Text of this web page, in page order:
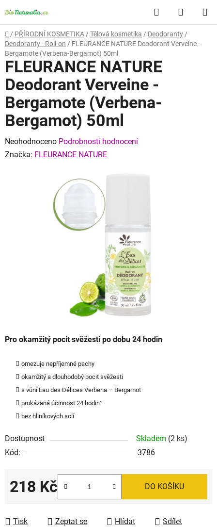
na
obsah
Hledat
KOŠÍK
Domů
/ PŘÍRODNÍ KOSMETIKA / Tělová kosmetika / Deodoranty /
Deodoranty - Roll-on / FLEURANCE NATURE Deodorant Verveine -
Bergamote (Verbena-Bergamot) 50ml
Pro okamžitý pocit svěžesti po dobu 24 hodin
omezuje nepříjemné pachy
okamžitý a dlouhodobý pocit svěžesti
s vůní Eau des Délices Verbena – Bergamot
prokázaná účinnost 24 hodin¹
bez hliníkových solí
Dostupnost Skladem (2 ks)
Kód:
3786
218 Kč DO KOŠÍKU
Tisk Zeptat se Hlídat Sdílet
FLEURANCE NATURE
Deodorant Verveine -
Bergamote (Verbena-
Bergamot) 50ml
Průměrné
hodnocení
Neohodnoceno Podrobnosti hodnocení
Značka: FLEURANCE NATURE